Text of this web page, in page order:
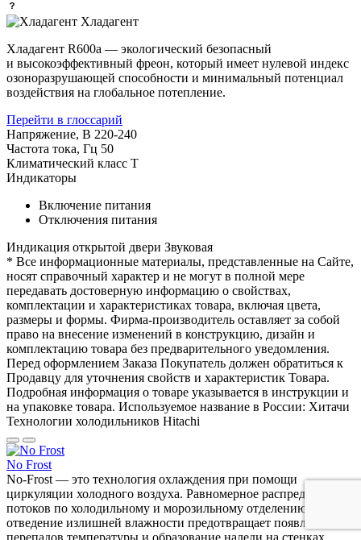
Хладагент
Хладагент R600a — экологический безопасный
и высокоэффективный фреон, который имеет нулевой индекс
озоноразрушающей способности и минимальный потенциал
воздействия на глобальное потепление.
Перейти в глоссарий
Напряжение, В 220-240
Частота тока, Гц 50
Климатический класс T
Индикаторы
Включение питания
Отключения питания
Индикация открытой двери Звуковая
* Все информационные материалы, представленные на Сайте,
носят справочный характер и не могут в полной мере
передавать достоверную информацию о свойствах,
комплектации и характеристиках товара, включая цвета,
размеры и формы. Фирма-производитель оставляет за собой
право на внесение изменений в конструкцию, дизайн и
комплектацию товара без предварительного уведомления.
Перед оформлением Заказа Покупатель должен обратиться к
Продавцу для уточнения свойств и характеристик Товара.
Подробная информация о товаре указывается в инструкции и
на упаковке товара. Используемое название в России: Хитачи
Технологии холодильников Hitachi
No Frost
No-Frost — это технология охлаждения при помощи
циркуляции холодного воздуха. Равномерное распределение
потоков по холодильному и морозильному отделению, а также
отведение излишней влажности предотвращает появление
перепадов температуры и образование наледи на стенках